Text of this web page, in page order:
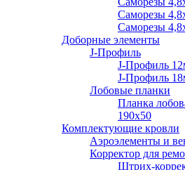
Сaморезы
Сaморезы
Доборные элементы
J-Профиль
J-Профиль
J-Профиль
Лобовые планки
Планка
190х50
Комплектующие кровли
Аэроэлементы и
Корректор для
Штрих-